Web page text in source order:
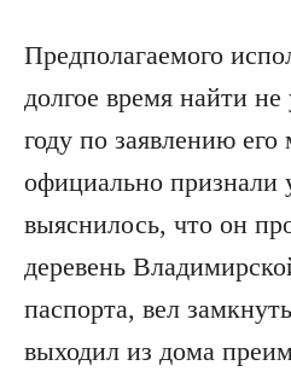
Предполагаемого
долгое время найти
году по заявлению
официально
выяснилось, что он
деревень
паспорта, вел
выходил из дома